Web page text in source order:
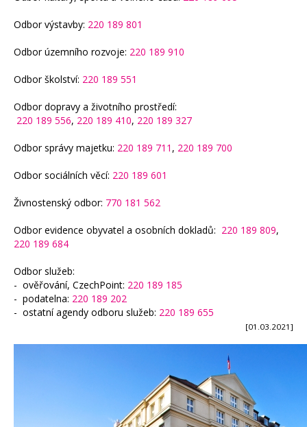
Odbor výstavby: 220 189 801
Odbor územního rozvoje: 220 189 910
Odbor školství: 220 189 551
Odbor dopravy a životního prostředí:
220 189 556, 220 189 410, 220 189 327
Odbor správy majetku: 220 189 711 , 220 189 700
Odbor sociálních věcí: 220 189 601
Živnostenský odbor: 770 181 562
Odbor evidence obyvatel a osobních dokladů: 220 189 809,
220 189 684
Odbor služeb:
- ověřování, CzechPoint: 220 189 185
- podatelna: 220 189 202
- ostatní agendy odboru služeb: 220 189 655
[01.03.2021]